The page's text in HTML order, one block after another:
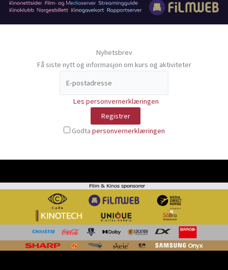
Nyhetsbrev
Få siste nytt og informasjon om kurs og aktiviteter
Les personvernerklæringen
Godta personvernerklæringen